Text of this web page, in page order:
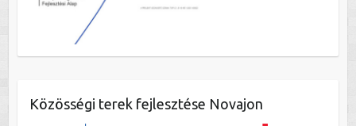
Közösségi terek fejlesztése Novajon